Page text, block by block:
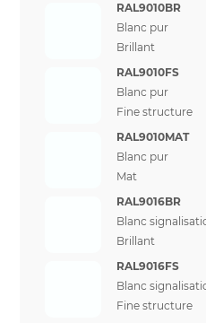
RAL9010BR
Blanc pur
Brillant
RAL9010FS
Blanc pur
Fine structure
RAL9010MAT
Blanc pur
Mat
RAL9016BR
Blanc
Brillant
RAL9016FS
Blanc
Fine structure